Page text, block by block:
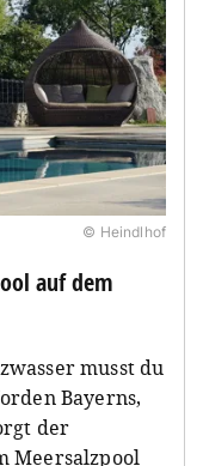
© Heindlhof
auf dem
musst du
Bayerns,
der
Meersalzpool